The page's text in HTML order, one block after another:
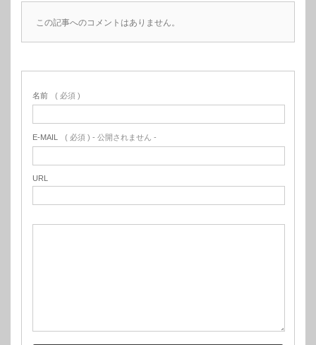
この記事へのコメントはありません。
名前 ( 必須 )
E-MAIL ( 必須 ) - 公開されません -
URL